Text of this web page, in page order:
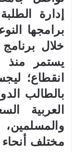
إ
ل
ك
و
إدارة
برامجها
خلال
انقطاع؛
بالطالب
العربية
مختلف أنحاء